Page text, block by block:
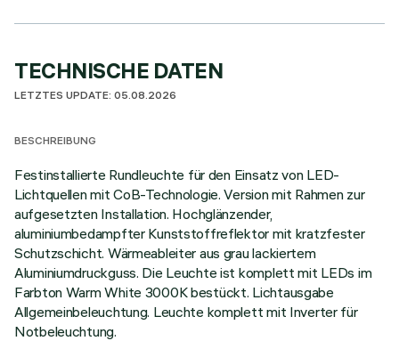
TECHNISCHE DATEN
LETZTES UPDATE: 05.08.2026
BESCHREIBUNG
Festinstallierte Rundleuchte für den Einsatz von LED-
Lichtquellen mit CoB-Technologie. Version mit Rahmen zur
aufgesetzten Installation. Hochglänzender,
aluminiumbedampfter Kunststoffreflektor mit kratzfester
Schutzschicht. Wärmeableiter aus grau lackiertem
Aluminiumdruckguss. Die Leuchte ist komplett mit LEDs im
Farbton Warm White 3000K bestückt. Lichtausgabe
Allgemeinbeleuchtung. Leuchte komplett mit Inverter für
Notbeleuchtung.